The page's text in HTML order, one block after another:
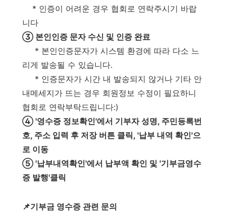
* 인증이 어려운 경우 협회로 연락주시기 바랍
니다
③ 본인인증 문자 수신 및 인증 완료
* 본인인증문자가 시스템 환경에 따라 다소 느
리게 발송될 수 있습니다.
* 인증문자가 시간 내 발송되지 않거나 기타 안
내메세지가 뜨는 경우 회원정보 수정이 필요하니
협회로 연락부탁드립니다:)
④ '영수증 정보확인'에서 기부자 성명, 주민등록번
호, 주소 입력 후 저장 버튼 클릭, '납부 내역 확인'으
로 이동
⑤ '납부내역확인'에서 납부액 확인 및 '기부금영수
증 발행'클릭
📌기부금 영수증 관련 문의